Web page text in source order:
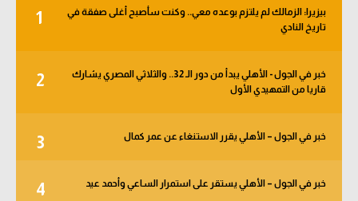
1
بيزيرا: الزمالك لم يلتزم بوعده معي.. وكنت سأصبح أغلى صفقة في
تاريخ النادي
2
خبر في الجول - الأهلي يبدأ من دور الـ 32.. والثلاثي المصري يشارك
قاريا من التمهيدي الأول
3 خبر في الجول – الأهلي يقرر الاستنغاء عن عمر كمال
4 خبر في الجول – الأهلي يستقر على استمرار الساعي وأحمد عيد